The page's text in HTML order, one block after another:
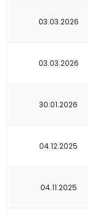
03.03.2026
03.03.2026
30.01.2026
04.12.2025
04.11.2025